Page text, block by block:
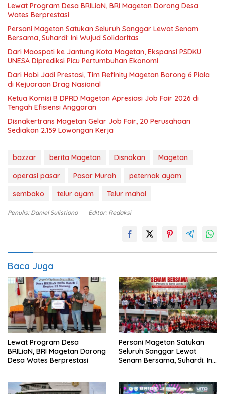
Lewat Program Desa BRILiaN, BRI Magetan Dorong Desa
Wates Berprestasi
Persani Magetan Satukan Seluruh Sanggar Lewat Senam
Bersama, Suhardi: Ini Wujud Solidaritas
Dari Maospati ke Jantung Kota Magetan, Ekspansi PSDKU
UNESA Diprediksi Picu Pertumbuhan Ekonomi
Dari Hobi Jadi Prestasi, Tim Refinity Magetan Borong 6 Piala
di Kejuaraan Drag Nasional
Ketua Komisi B DPRD Magetan Apresiasi Job Fair 2026 di
Tengah Efisiensi Anggaran
Disnakertrans Magetan Gelar Job Fair, 20 Perusahaan
Sediakan 2.159 Lowongan Kerja
bazzar berita Magetan Disnakan
Magetan
operasi pasar
Pasar Murah
peternak ayam
sembako
telur ayam Telur mahal
Penulis: Daniel Sulistiono Editor: Redaksi
Baca Juga
Lewat Program Desa
BRILiaN, BRI Magetan Dorong
Desa Wates Berprestasi
Persani Magetan Satukan
Seluruh Sanggar Lewat
Senam Bersama, Suhardi: Ini